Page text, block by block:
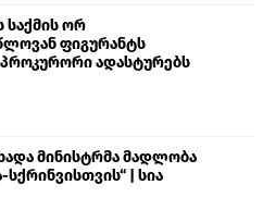
საქმის ორ
ფიგურანტს
პროკურორი ადასტურებს
მინისტრმა მადლობა
| სია